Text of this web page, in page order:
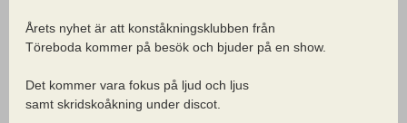
Årets nyhet är att konståkningsklubben från
Töreboda kommer på besök och bjuder på en show.
Det kommer vara fokus på ljud och ljus
samt skridskoåkning under discot.